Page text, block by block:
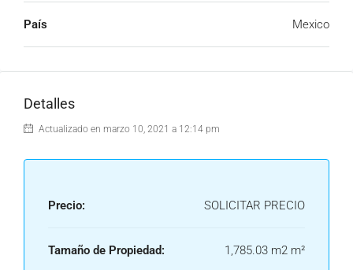
País Mexico
Detalles
Actualizado en marzo 10, 2021 a 12:14 pm
Precio: SOLICITAR PRECIO
Tamaño de Propiedad: 1,785.03 m2 m²